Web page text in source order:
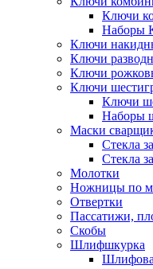
Ключи
Наборы
Ключи
Ключи
Ключи
Ключи
Ключи
Наборы
Маски
Стекла
Стекла
Молотки
Ножницы по
Отвертки
Пассатижи,
Скобы
Шлифшкурка